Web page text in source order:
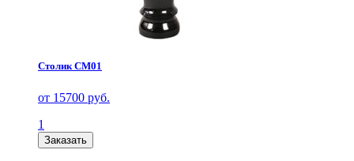
Столик СМ01
от 15700 руб.
1
Заказать